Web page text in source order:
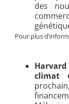
des
Pour plus
climat